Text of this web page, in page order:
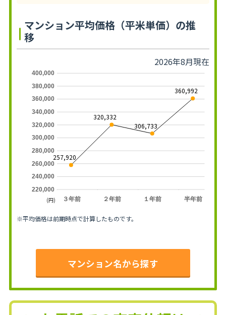
マンション平均価格（平米単価）の推
移
2026年8月現在
３年前 ２年前 １年前 半年前
220,000
240,000
260,000
280,000
300,000
320,000
340,000
360,000
380,000
400,000
257,920
320,332
306,733
360,992
(円)
※平均価格は前期時点で計算したものです。
マンション名から探す